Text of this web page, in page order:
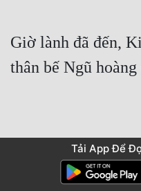
Giờ lành đã đến,
thân bế Ngũ
Trên bàn lớn đặt
Tải App Để